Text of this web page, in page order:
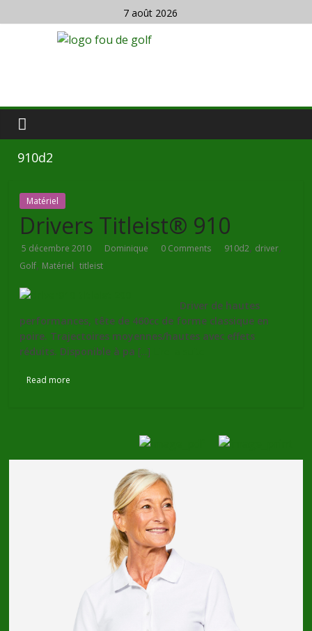
7 août 2026
910d2
Matériel
Drivers Titleist® 910
5 décembre 2010 Dominique 0 Comments 910d2, driver,
Golf, Matériel,titleist
Driver de hautes
performances, tête de 460cc de forme classique en
poire. Trajectoires moyennes/hautes avec effets
réduits. Disponible à pa [...]
Read more